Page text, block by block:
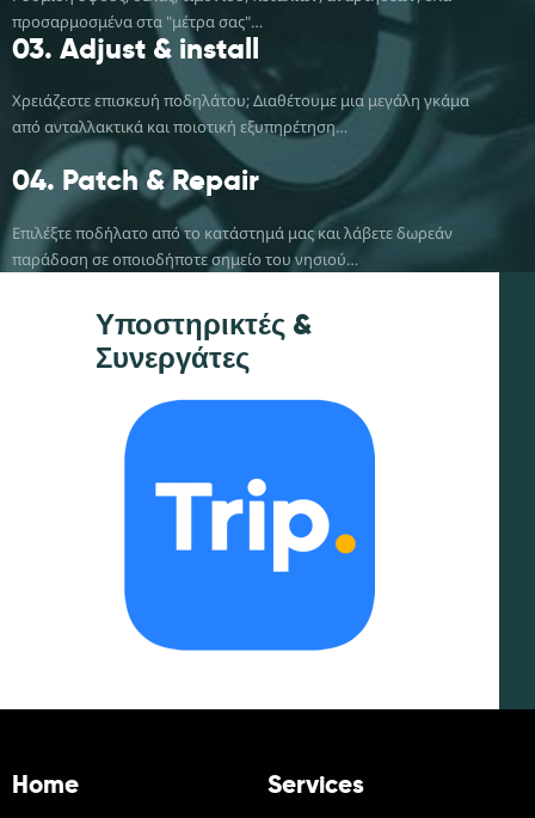
προσαρμοσμένα στα "μέτρα σας"…
03. Adjust & install
Χρειάζεστε επισκευή ποδηλάτου; Διαθέτουμε μια μεγάλη γκάμα
από ανταλλακτικά και ποιοτική εξυπηρέτηση…
04. Patch & Repair
Επιλέξτε ποδήλατο από το κατάστημά μας και λάβετε δωρεάν
παράδοση σε οποιοδήποτε σημείο του νησιού…
Υποστηρικτές &
Συνεργάτες
Home Services